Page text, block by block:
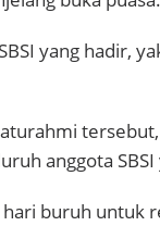
yang hadir,
anggota
hari buruh untuk